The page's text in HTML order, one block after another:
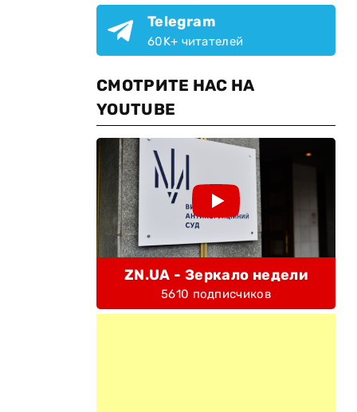
Telegram
60K+ читателей
СМОТРИТЕ НАС НА
YOUTUBE
ZN.UA - Зеркало недели
5610 подписчиков